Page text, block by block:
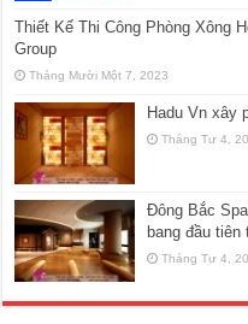
Thiết Kế Thi Công Phòng Xông
Group
Tháng Mười Một 7, 2023
Hadu Vn xây
Tháng Tư 4,
Đông Bắc
bang đầu tiên
Tháng Tư 4,